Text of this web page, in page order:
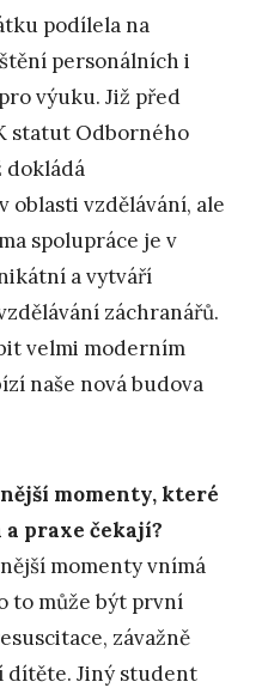
podílela na
personálních i
výuku. Již před
statut Odborného
dokládá
oblasti vzdělávání, ale
spolupráce je v
a vytváří
záchranářů.
velmi moderním
naše nová budova
momenty, které
praxe čekají?
momenty vnímá
to může být první
závažně
dítěte. Jiný student